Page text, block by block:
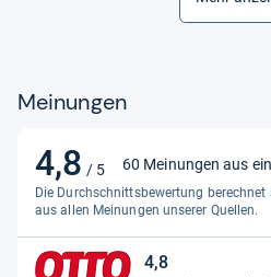
Bereifungsart
Antrieb
Höchstgeschwindigkeit
Aktualität
Meinungen
4,8 / 5
4,8
von
5
Sternen
60 Meinungen aus
Die Durchschnittsbewertung berechnet
aus allen Meinungen unserer Quellen.
4,8